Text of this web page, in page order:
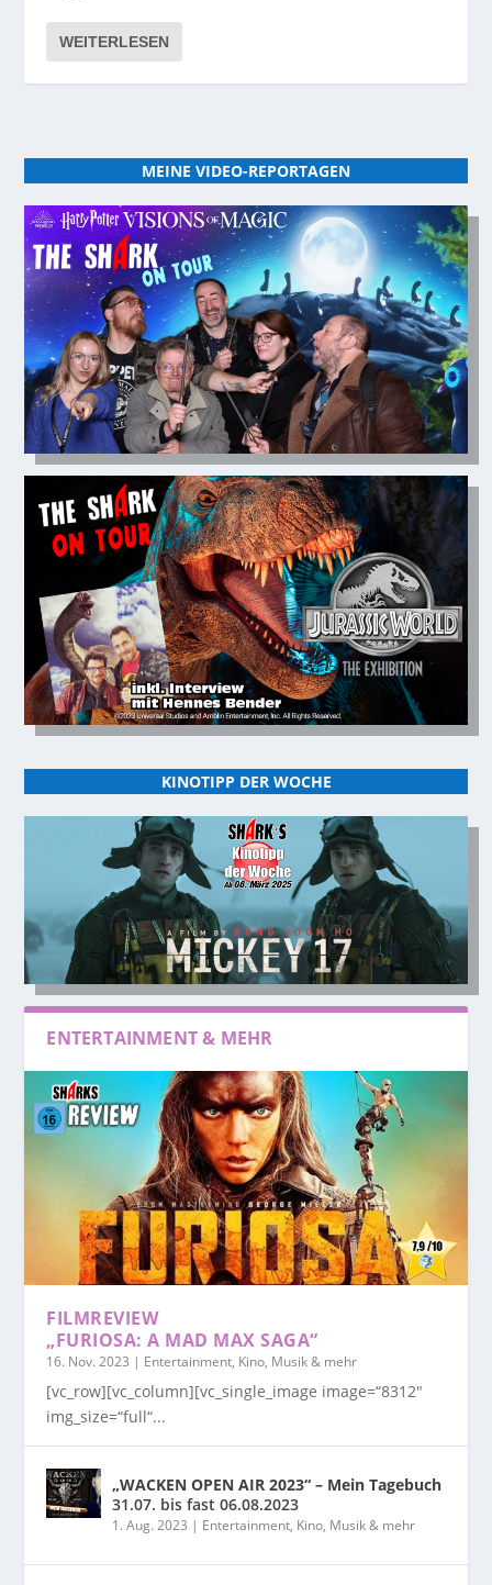
WEITERLESEN
MEINE VIDEO-REPORTAGEN
KINOTIPP DER WOCHE
ENTERTAINMENT & MEHR
FILMREVIEW
„FURIOSA: A MAD MAX SAGA“
16. Nov. 2023 | Entertainment, Kino, Musik & mehr
[vc_row][vc_column][vc_single_image image=“8312″
img_size=“full“...
„WACKEN OPEN AIR 2023“ – Mein Tagebuch
31.07. bis fast 06.08.2023
1. Aug. 2023 | Entertainment, Kino, Musik & mehr